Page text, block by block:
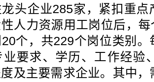
头企业285家，紧扣重
人力资源用工岗位后，
个，共229个岗位类别
业要求、学历、工作经验
及主要需求企业。其中